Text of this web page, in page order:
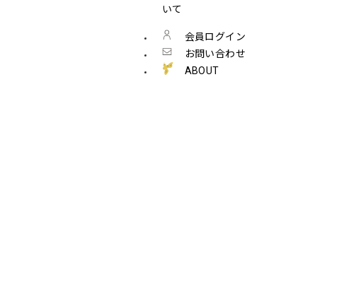
いて
会員ログイン
お問い合わせ
ABOUT